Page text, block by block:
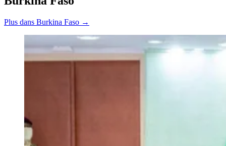
Plus dans Burkina Faso →